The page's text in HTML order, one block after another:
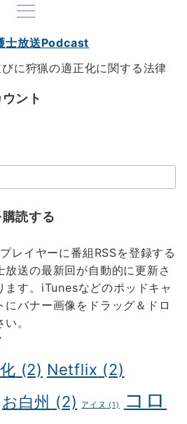
に狩猟の適正化に関する法律
ント
読する
レイヤーに番組RSSを登録する
放送の最新回が自動的に更新さ
ます。iTunesなどのポッドキャ
にバナー画像をドラッグ＆ドロ
。
(2) Netflix (2)
お白州 (2) アイヌ (1)
コロ